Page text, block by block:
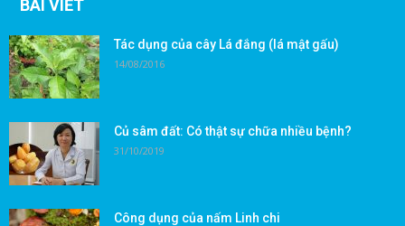
BÀI VIẾT
Tác dụng của cây Lá đắng (lá mật gấu)
14/08/2016
Củ sâm đất: Có thật sự chữa nhiều bệnh?
31/10/2019
Công dụng của nấm Linh chi